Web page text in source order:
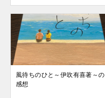
風待ちのひと～伊吹有喜著～の
感想